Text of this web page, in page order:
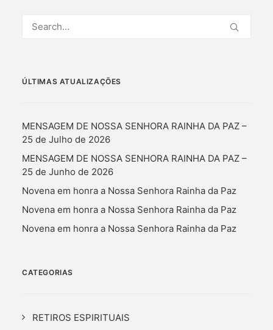
ÚLTIMAS ATUALIZAÇÕES
MENSAGEM DE NOSSA SENHORA RAINHA DA PAZ –
25 de Julho de 2026
MENSAGEM DE NOSSA SENHORA RAINHA DA PAZ –
25 de Junho de 2026
Novena em honra a Nossa Senhora Rainha da Paz
Novena em honra a Nossa Senhora Rainha da Paz
Novena em honra a Nossa Senhora Rainha da Paz
CATEGORIAS
RETIROS ESPIRITUAIS